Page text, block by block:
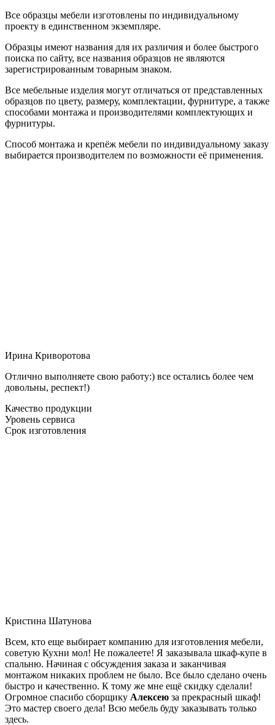
Все образцы мебели изготовлены по индивидуальному
проекту в единственном экземпляре.
Образцы имеют названия для их различия и более быстрого
поиска по сайту, все названия образцов не являются
зарегистрированным товарным знаком.
Все мебельные изделия могут отличаться от представленных
образцов по цвету, размеру, комплектации, фурнитуре, а также
способами монтажа и производителями комплектующих и
фурнитуры.
Способ монтажа и крепёж мебели по индивидуальному заказу
выбирается производителем по возможности её применения.
Ирина Криворотова
Отлично выполняете свою работу:) все остались более чем
довольны, респект!)
Качество продукции
Уровень сервиса
Срок изготовления
Кристина Шатунова
Всем, кто еще выбирает компанию для изготовления мебели,
советую Кухни мол! Не пожалеете! Я заказывала шкаф-купе в
спальню. Начиная с обсуждения заказа и заканчивая
монтажом никаких проблем не было. Все было сделано очень
быстро и качественно. К тому же мне ещё скидку сделали!
Огромное спасибо сборщику Алексею за прекрасный шкаф!
Это мастер своего дела! Всю мебель буду заказывать только
здесь.